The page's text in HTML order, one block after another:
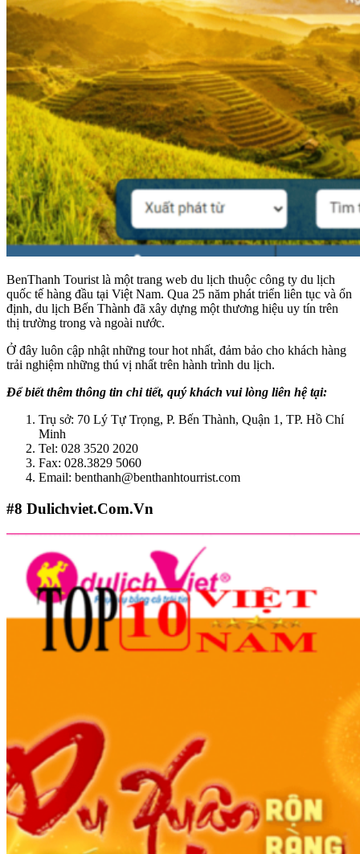
BenThanh Tourist là một trang web du lịch thuộc công ty du lịch
quốc tế hàng đầu tại Việt Nam. Qua 25 năm phát triển liên tục và ổn
định, du lịch Bến Thành đã xây dựng một thương hiệu uy tín trên
thị trường trong và ngoài nước.
Ở đây luôn cập nhật những tour hot nhất, đảm bảo cho khách hàng
trải nghiệm những thú vị nhất trên hành trình du lịch.
Để biết thêm thông tin chi tiết, quý khách vui lòng liên hệ tại:
Trụ sở: 70 Lý Tự Trọng, P. Bến Thành, Quận 1, TP. Hồ Chí
Minh
Tel: 028 3520 2020
Fax: 028.3829 5060
Email: benthanh@benthanhtourrist.com
#8 Dulichviet.Com.Vn